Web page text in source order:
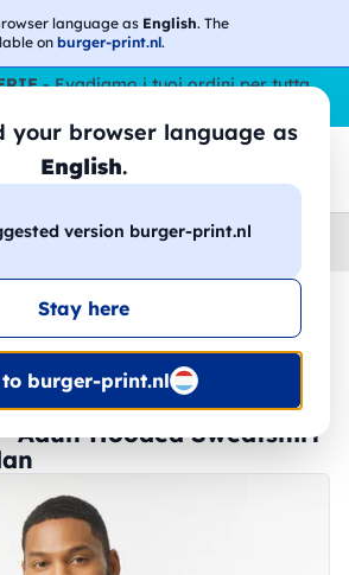
language as English. The
on burger-print.nl.
your browser language as
English.
version burger-print.nl
Stay here
to burger-print.nl
- Evadiamo i tuoi ordini per tutta
DTF
Adult Hooded Sweatshirt